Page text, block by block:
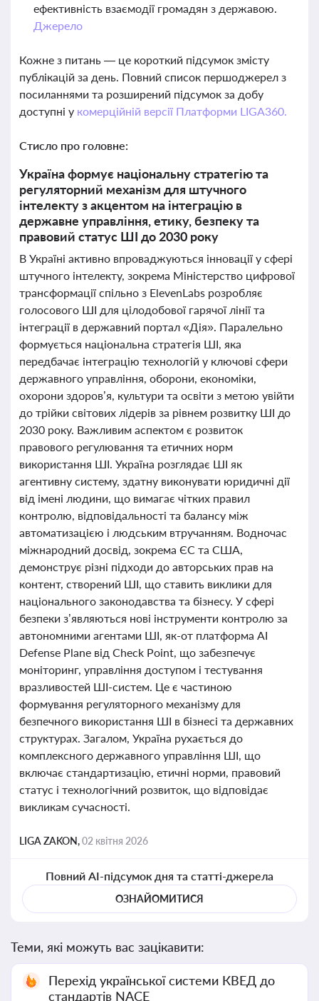
ефективність взаємодії громадян з державою.
Джерело
Кожне з питань — це короткий підсумок змісту
публікацій за день. Повний список першоджерел з
посиланнями та розширений підсумок за добу
доступні у комерційній версії Платформи LIGA360.
Стисло про головне:
Україна формує національну стратегію та
регуляторний механізм для штучного
інтелекту з акцентом на інтеграцію в
державне управління, етику, безпеку та
правовий статус ШІ до 2030 року
В Україні активно впроваджуються інновації у сфері
штучного інтелекту, зокрема Міністерство цифрової
трансформації спільно з ElevenLabs розробляє
голосового ШІ для цілодобової гарячої лінії та
інтеграції в державний портал «Дія». Паралельно
формується національна стратегія ШІ, яка
передбачає інтеграцію технологій у ключові сфери
державного управління, оборони, економіки,
охорони здоров’я, культури та освіти з метою увійти
до трійки світових лідерів за рівнем розвитку ШІ до
2030 року. Важливим аспектом є розвиток
правового регулювання та етичних норм
використання ШІ. Україна розглядає ШІ як
агентивну систему, здатну виконувати юридичні дії
від імені людини, що вимагає чітких правил
контролю, відповідальності та балансу між
автоматизацією і людським втручанням. Водночас
міжнародний досвід, зокрема ЄС та США,
демонструє різні підходи до авторських прав на
контент, створений ШІ, що ставить виклики для
національного законодавства та бізнесу. У сфері
безпеки з’являються нові інструменти контролю за
автономними агентами ШІ, як-от платформа AI
Defense Plane від Check Point, що забезпечує
моніторинг, управління доступом і тестування
вразливостей ШІ-систем. Це є частиною
формування регуляторного механізму для
безпечного використання ШІ в бізнесі та державних
структурах. Загалом, Україна рухається до
комплексного державного управління ШІ, що
включає стандартизацію, етичні норми, правовий
статус і технологічний розвиток, що відповідає
викликам сучасності.
LIGA ZAKON,02 квітня 2026
Повний AI-підсумок дня та статті-джерела
ОЗНАЙОМИТИСЯ
Теми, які можуть вас зацікавити:
Перехід української системи КВЕД до
стандартів NACE